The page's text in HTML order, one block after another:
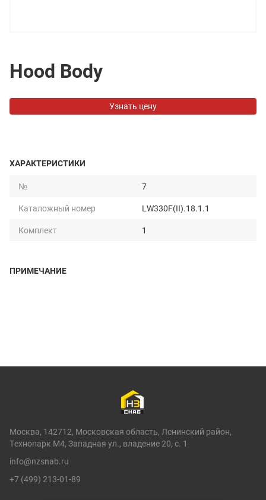
Hood Body
Узнать цену
ХАРАКТЕРИСТИКИ
№
7
Каталожный номер
LW330F(II).18.1.1
Комплект
1
ПРИМЕЧАНИЕ
Москва, 142712, Московская область, Ленинский район,
Технопарк М4, Западная ул., владение 20, с. 1
info@nzsnab.ru
+7 (499) 213-01-89